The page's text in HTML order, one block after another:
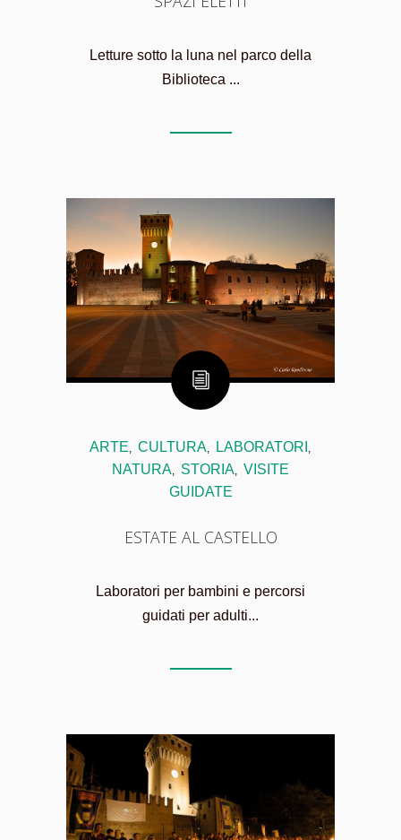
Letture sotto la luna nel parco della
Biblioteca ...
ARTE CULTURA, LABORATORI
NATURA STORIA VISITE
GUIDATE
ESTATE AL CASTELLO
Laboratori per bambini e percorsi
guidati per adulti...